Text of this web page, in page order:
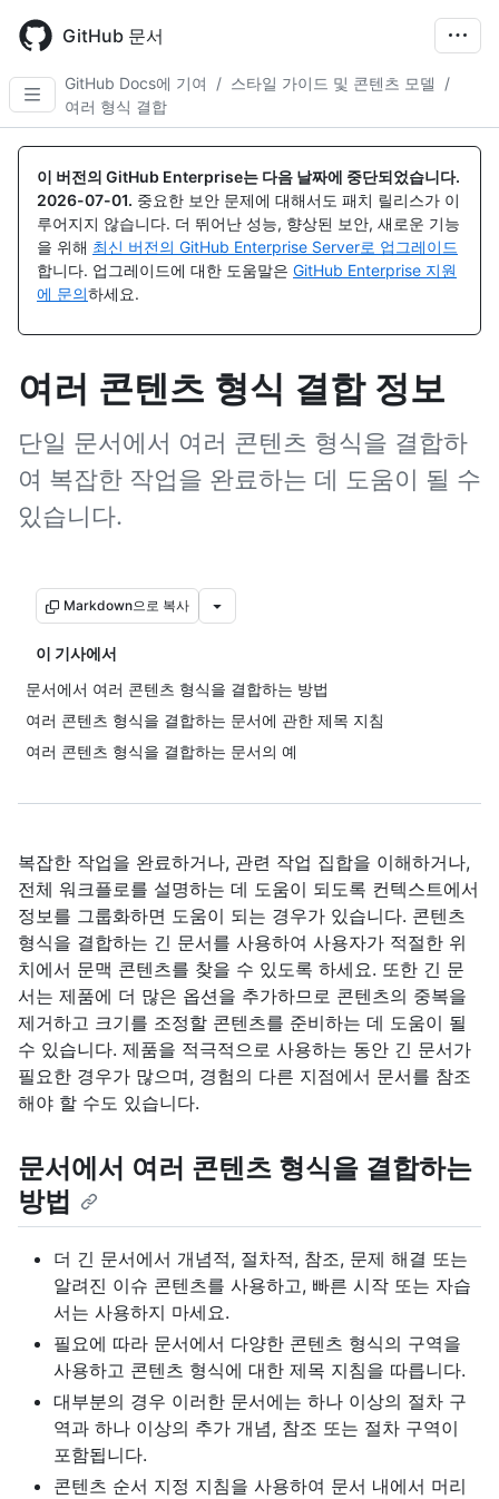
main
content
GitHub 문서
GitHub Docs에 기여 / 스타일 가이드 및 콘텐츠 모델
/
여러 형식 결합
이 버전의 GitHub Enterprise는 다음 날짜에 중단되었습니다.
2026-07-01. 중요한 보안 문제에 대해서도 패치 릴리스가 이
루어지지 않습니다. 더 뛰어난 성능, 향상된 보안, 새로운 기능
을 위해 최신 버전의 GitHub Enterprise Server로 업그레이드
합니다. 업그레이드에 대한 도움말은 GitHub Enterprise 지원
에 문의하세요.
여러 콘텐츠 형식 결합 정보
단일 문서에서 여러 콘텐츠 형식을 결합하
여 복잡한 작업을 완료하는 데 도움이 될 수
있습니다.
Markdown으로 복사
이 기사에서
문서에서 여러 콘텐츠 형식을 결합하는 방법
여러 콘텐츠 형식을 결합하는 문서에 관한 제목 지침
여러 콘텐츠 형식을 결합하는 문서의 예
복잡한 작업을 완료하거나, 관련 작업 집합을 이해하거나,
전체 워크플로를 설명하는 데 도움이 되도록 컨텍스트에서
정보를 그룹화하면 도움이 되는 경우가 있습니다. 콘텐츠
형식을 결합하는 긴 문서를 사용하여 사용자가 적절한 위
치에서 문맥 콘텐츠를 찾을 수 있도록 하세요. 또한 긴 문
서는 제품에 더 많은 옵션을 추가하므로 콘텐츠의 중복을
제거하고 크기를 조정할 콘텐츠를 준비하는 데 도움이 될
수 있습니다. 제품을 적극적으로 사용하는 동안 긴 문서가
필요한 경우가 많으며, 경험의 다른 지점에서 문서를 참조
해야 할 수도 있습니다.
문서에서 여러 콘텐츠 형식을 결합하는
방법
더 긴 문서에서 개념적, 절차적, 참조, 문제 해결 또는
알려진 이슈 콘텐츠를 사용하고, 빠른 시작 또는 자습
서는 사용하지 마세요.
필요에 따라 문서에서 다양한 콘텐츠 형식의 구역을
사용하고 콘텐츠 형식에 대한 제목 지침을 따릅니다.
대부분의 경우 이러한 문서에는 하나 이상의 절차 구
역과 하나 이상의 추가 개념, 참조 또는 절차 구역이
포함됩니다.
콘텐츠 순서 지정 지침을 사용하여 문서 내에서 머리